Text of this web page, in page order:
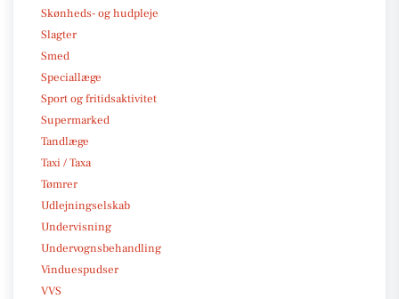
Skønheds- og hudpleje
Slagter
Smed
Speciallæge
Sport og fritidsaktivitet
Supermarked
Tandlæge
Taxi / Taxa
Tømrer
Udlejningselskab
Undervisning
Undervognsbehandling
Vinduespudser
VVS